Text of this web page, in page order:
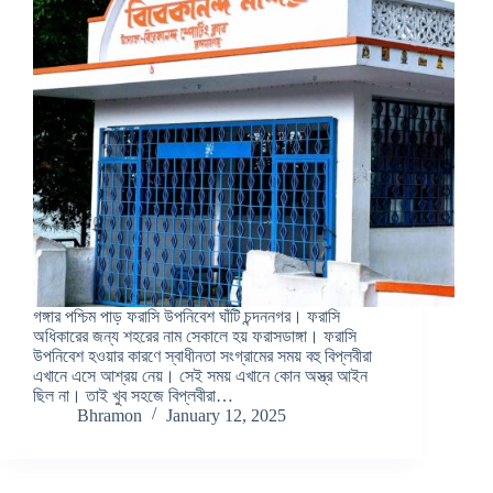
গঙ্গার পশ্চিম পাড় ফরাসি উপনিবেশ ঘাঁটি চন্দননগর। ফরাসি
অধিকারের জন্য শহরের নাম সেকালে হয় ফরাসডাঙ্গা। ফরাসি
উপনিবেশ হওয়ার কারণে স্বাধীনতা সংগ্রামের সময় বহু বিপ্লবীরা
এখানে এসে আশ্রয় নেয়। সেই সময় এখানে কোন অস্ত্র আইন
ছিল না। তাই খুব সহজে বিপ্লবীরা…
Bhramon
January 12, 2025